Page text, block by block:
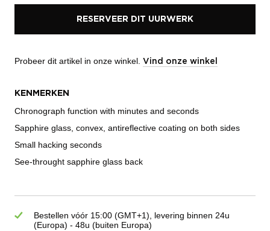
RESERVEER DIT UURWERK
Probeer dit artikel in onze winkel. Vind onze winkel
KENMERKEN
Chronograph function with minutes and seconds
Sapphire glass, convex, antireflective coating on both sides
Small hacking seconds
See-throught sapphire glass back
Bestellen vóór 15:00 (GMT+1), levering binnen 24u
(Europa) - 48u (buiten Europa)